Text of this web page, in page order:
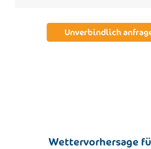
Cortazzone
Costigliole d'Asti
Montiglio
Unverbindlich
Wettervorhersage